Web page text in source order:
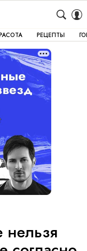
РЕЦЕПТЫ
нельзя